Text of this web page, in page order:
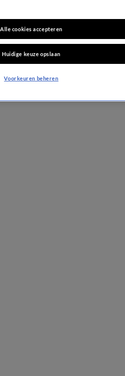
Alle cookies accepteren
Huidige keuze opslaan
Voorkeuren beheren